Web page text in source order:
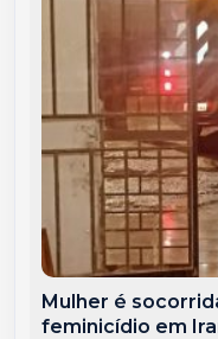
Mulher é
feminicídio em